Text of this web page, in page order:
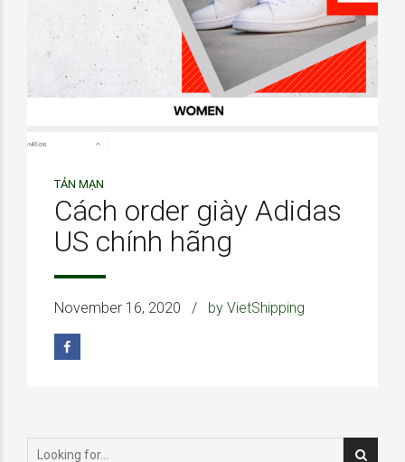
TẢN MẠN
Cách order giày Adidas
US chính hãng
November 16, 2020 by VietShipping